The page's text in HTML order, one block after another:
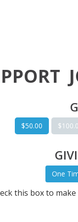
$50.00
One
this box to